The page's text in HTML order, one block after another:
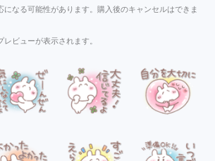
になる可能性があります。購入後のキャンセルはできま
ビューが表示されます。